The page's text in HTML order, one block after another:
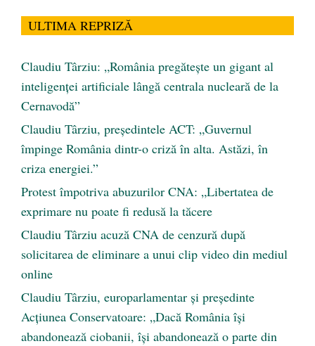
ULTIMA REPRIZĂ
Claudiu Târziu: „România pregătește un gigant al
inteligenței artificiale lângă centrala nucleară de la
Cernavodă”
Claudiu Târziu, președintele ACT: „Guvernul
împinge România dintr-o criză în alta. Astăzi, în
criza energiei.”
Protest împotriva abuzurilor CNA: „Libertatea de
exprimare nu poate fi redusă la tăcere
Claudiu Târziu acuză CNA de cenzură după
solicitarea de eliminare a unui clip video din mediul
online
Claudiu Târziu, europarlamentar și președinte
Acțiunea Conservatoare: „Dacă România își
abandonează ciobanii, își abandonează o parte din